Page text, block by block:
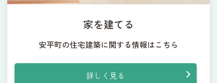
家を建てる
安平町の住宅建築に関する情報はこちら
詳しく見る